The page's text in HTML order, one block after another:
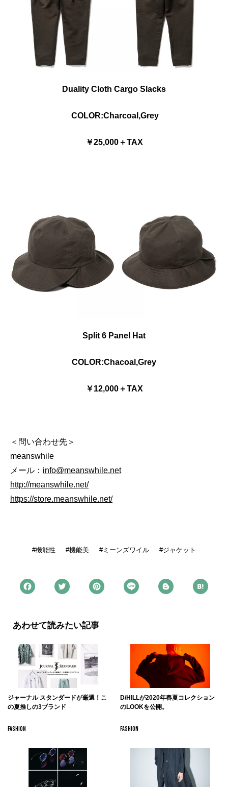
Duality Cloth Cargo Slacks
COLOR:Charcoal,Grey
￥25,000＋TAX
Split 6 Panel Hat
COLOR:Chacoal,Grey
￥12,000＋TAX
＜問い合わせ先＞
meanswhile
メール： info@meanswhile.net
http://meanswhile.net/
https://store.meanswhile.net/
機能性 機能美 ミーンズワイル ジャケット
あわせて読みたい記事
ジャーナル スタンダードが厳選！こ
の夏推しの3ブランド
FASHION
D/HILLが2020年春夏コレクション
のLOOKを公開。
FASHION